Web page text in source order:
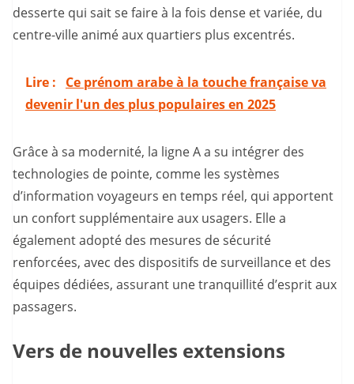
desserte qui sait se faire à la fois dense et variée, du
centre-ville animé aux quartiers plus excentrés.
Lire :
Ce prénom arabe à la touche française va
devenir l'un des plus populaires en 2025
Grâce à sa modernité, la ligne A a su intégrer des
technologies de pointe, comme les systèmes
d’information voyageurs en temps réel, qui apportent
un confort supplémentaire aux usagers. Elle a
également adopté des mesures de sécurité
renforcées, avec des dispositifs de surveillance et des
équipes dédiées, assurant une tranquillité d’esprit aux
passagers.
Vers de nouvelles extensions